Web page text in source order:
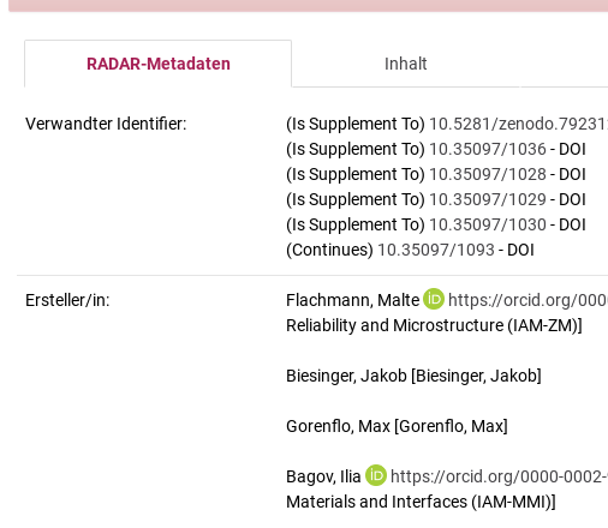
RADAR-Metadaten Inhalt
Verwandter Identifier: (Is Supplement To) 10.5281/
(Is Supplement To) 10.35097/1036- DOI
(Is Supplement To) 10.35097/1028 - DOI
(Is Supplement To) 10.35097/1029 - DOI
(Is Supplement To) 10.35097/1030 - DOI
(Continues) 10.35097/1093 - DOI
Ersteller/in: Flachmann, Malte https://orcid.org/
Reliability and Microstructure (IAM-ZM)]
Biesinger, Jakob [Biesinger, Jakob]
Gorenflo, Max [Gorenflo, Max]
Bagov, Ilia https://orcid.org/0000-
Materials and Interfaces (IAM-MMI)]